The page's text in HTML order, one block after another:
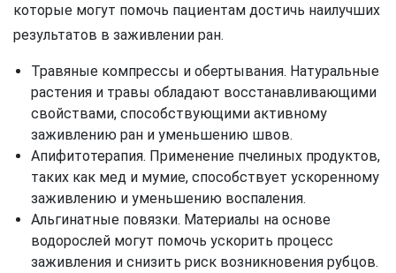
которые могут помочь пациентам достичь наилучших
результатов в заживлении ран.
Травяные компрессы и обертывания. Натуральные
растения и травы обладают восстанавливающими
свойствами, способствующими активному
заживлению ран и уменьшению швов.
Апифитотерапия. Применение пчелиных продуктов,
таких как мед и мумие, способствует ускоренному
заживлению и уменьшению воспаления.
Альгинатные повязки. Материалы на основе
водорослей могут помочь ускорить процесс
заживления и снизить риск возникновения рубцов.